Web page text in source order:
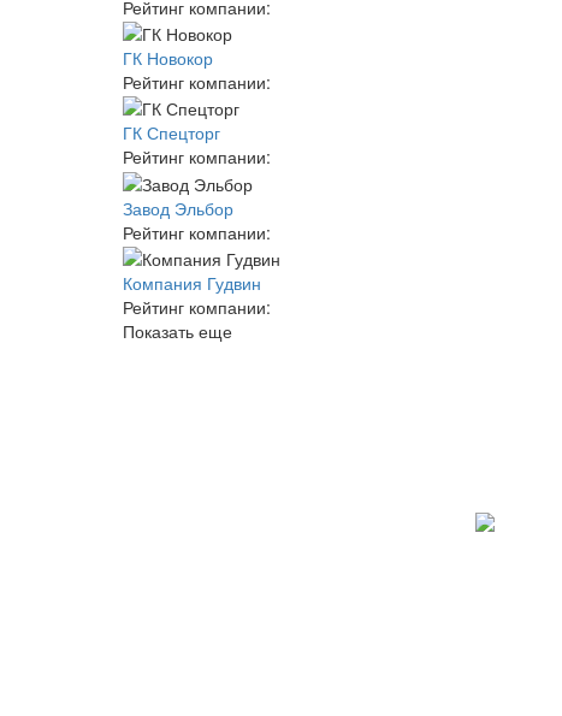
Рейтинг компании:
ГК Новокор
Рейтинг компании:
ГК Спецторг
Рейтинг компании:
Завод Эльбор
Рейтинг компании:
Компания Гудвин
Рейтинг компании:
Показать еще